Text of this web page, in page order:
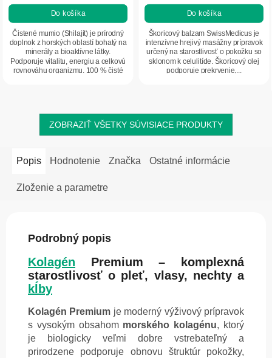
Do košíka
Čistené mumio (Shilajit) je prírodný
doplnok z horských oblastí bohatý na
minerály a bioaktívne látky.
Podporuje vitalitu, energiu a celkovú
rovnováhu organizmu. 100 % čisté
Do košíka
Škoricový balzam SwissMedicus je
intenzívne hrejivý masážny prípravok
určený na starostlivosť o pokožku so
sklonom k celulitíde. Škoricový olej
podporuje prekrvenie,...
ZOBRAZIŤ VŠETKY SÚVISIACE PRODUKTY
Popis Hodnotenie Značka Ostatné informácie
Zloženie a parametre
Podrobný popis
Kolagén Premium – komplexná
starostlivosť o pleť, vlasy, nechty a
kĺby
Kolagén Premium je moderný výživový prípravok
s vysokým obsahom morského kolagénu, ktorý
je biologicky veľmi dobre vstrebateľný a
prirodzene podporuje obnovu štruktúr pokožky,